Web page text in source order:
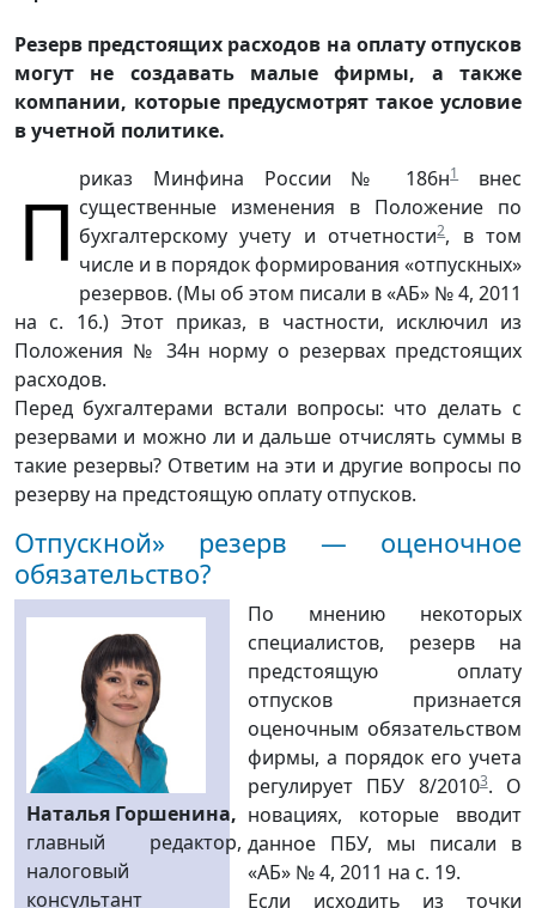
Резерв предстоящих расходов на оплату отпусков
могут не создавать малые фирмы, а также
компании, которые предусмотрят такое условие
в учетной политике.
П риказ Минфина России № 186н1внес
существенные изменения в Положение по
бухгалтерскому учету и отчетности2, в том
числе и в порядок формирования «отпускных»
резервов. (Мы об этом писали в «АБ» № 4, 2011
на с. 16.) Этот приказ, в частности, исключил из
Положения № 34н норму о резервах предстоящих
расходов.
Перед бухгалтерами встали вопросы: что делать с
резервами и можно ли и дальше отчислять суммы в
такие резервы? Ответим на эти и другие вопросы по
резерву на предстоящую оплату отпусков.
Отпускной» резерв — оценочное
обязательство?
Наталья Горшенина,
главный редактор,
налоговый
консультант
По мнению некоторых
специа­листов, резерв на
предстоящую оплату
отпусков признается
оценочным обязательством
фирмы, а порядок его учета
регулирует ПБУ 8/20103. О
новациях, которые вводит
данное ПБУ, мы писали в
«АБ» № 4, 2011 на с. 19.
Если исходить из точки